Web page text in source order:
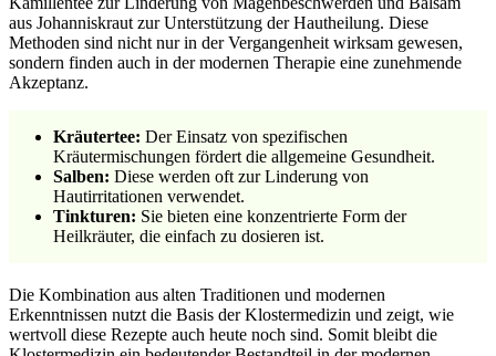
aus Johanniskraut zur Unterstützung der Hautheilung. Diese
Methoden sind nicht nur in der Vergangenheit wirksam gewesen,
sondern finden auch in der modernen Therapie eine zunehmende
Akzeptanz.
Kräutertee: Der Einsatz von spezifischen
Kräutermischungen fördert die allgemeine Gesundheit.
Salben: Diese werden oft zur Linderung von
Hautirritationen verwendet.
Tinkturen: Sie bieten eine konzentrierte Form der
Heilkräuter, die einfach zu dosieren ist.
Die Kombination aus alten Traditionen und modernen
Erkenntnissen nutzt die Basis der Klostermedizin und zeigt, wie
wertvoll diese Rezepte auch heute noch sind. Somit bleibt die